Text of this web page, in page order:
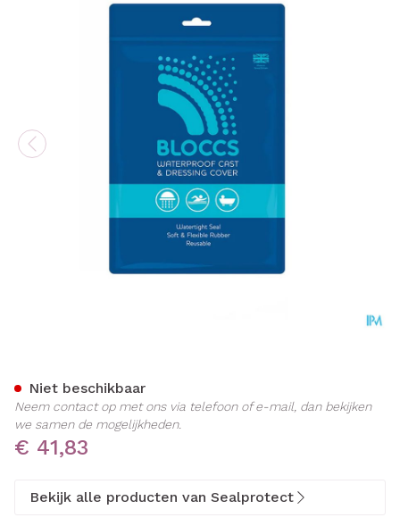
€ 41,83
Niet beschikbaar
Neem contact op met ons via telefoon of e-mail, dan bekijken
we samen de mogelijkheden.
Bekijk alle producten van Sealprotect